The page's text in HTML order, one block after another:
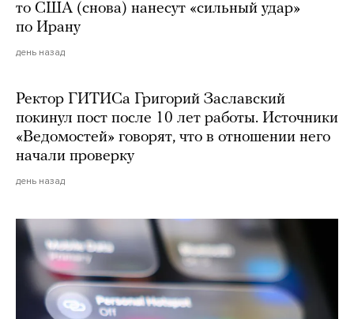
то США (снова) нанесут «сильный удар»
по Ирану
день назад
Ректор ГИТИСа Григорий Заславский
покинул пост после 10 лет работы. Источники
«Ведомостей» говорят, что в отношении него
начали проверку
день назад